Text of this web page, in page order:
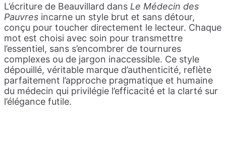
L’écriture de Beauvillard dans Le Médecin des
Pauvres incarne un style brut et sans détour,
conçu pour toucher directement le lecteur. Chaque
mot est choisi avec soin pour transmettre
l’essentiel, sans s’encombrer de tournures
complexes ou de jargon inaccessible. Ce style
dépouillé, véritable marque d’authenticité, reflète
parfaitement l’approche pragmatique et humaine
du médecin qui privilégie l’efficacité et la clarté sur
l’élégance futile.